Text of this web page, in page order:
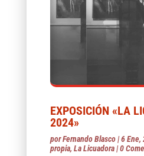
EXPOSICIÓN «LA
2024»
porFernando Blasco|6 Ene,
propia, La Licuadora| 0